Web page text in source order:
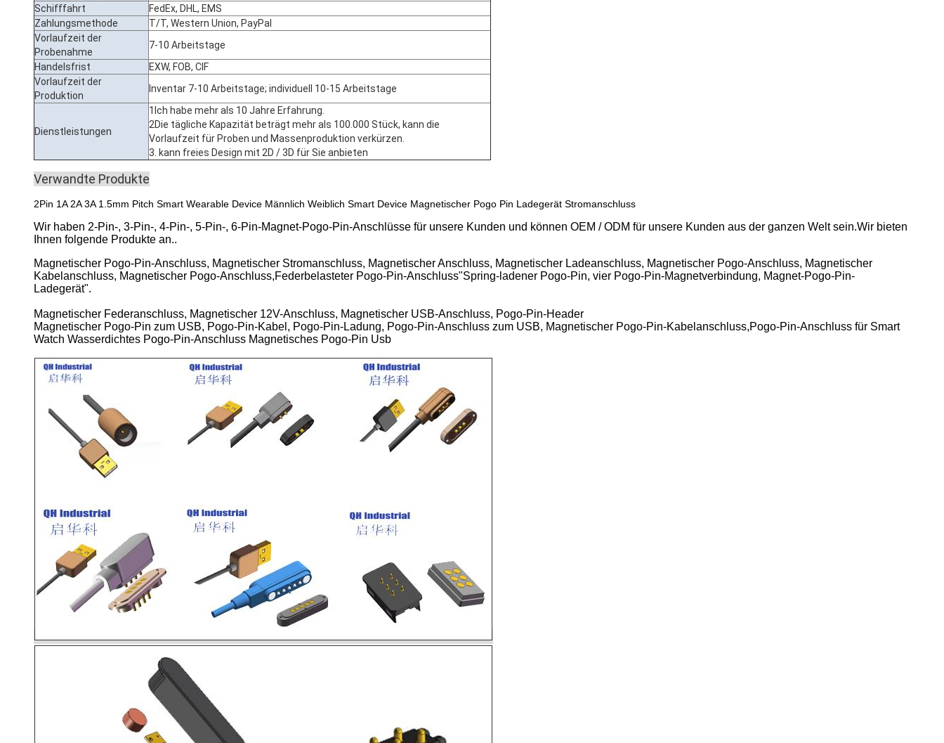
Schifffahrt
FedEx, DHL, EMS
Zahlungsmethode
T/T, Western Union, PayPal
Vorlaufzeit der
Probenahme
7-10 Arbeitstage
Handelsfrist
EXW, FOB, CIF
Vorlaufzeit der
Produktion
Inventar 7-10 Arbeitstage; individuell 10-15 Arbeitstage
Dienstleistungen
1Ich habe mehr als 10 Jahre Erfahrung.
2Die tägliche Kapazität beträgt mehr als 100.000 Stück, kann die
Vorlaufzeit für Proben und Massenproduktion verkürzen.
3. kann freies Design mit 2D / 3D für Sie anbieten
Verwandte Produkte
2Pin 1A 2A 3A 1.5mm Pitch Smart Wearable Device Männlich Weiblich Smart Device Magnetischer Pogo Pin Ladegerät Stromanschluss
Wir haben 2-Pin-, 3-Pin-, 4-Pin-, 5-Pin-, 6-Pin-Magnet-Pogo-Pin-Anschlüsse für unsere Kunden und können OEM / ODM für unsere Kunden aus der ganzen Welt sein.Wir bieten
Ihnen folgende Produkte an..
Magnetischer Pogo-Pin-Anschluss, Magnetischer Stromanschluss, Magnetischer Anschluss, Magnetischer Ladeanschluss, Magnetischer Pogo-Anschluss, Magnetischer
Kabelanschluss, Magnetischer Pogo-Anschluss,Federbelasteter Pogo-Pin-Anschluss"Spring-ladener Pogo-Pin, vier Pogo-Pin-Magnetverbindung, Magnet-Pogo-Pin-
Ladegerät".
Magnetischer Federanschluss, Magnetischer 12V-Anschluss, Magnetischer USB-Anschluss, Pogo-Pin-Header
Magnetischer Pogo-Pin zum USB, Pogo-Pin-Kabel, Pogo-Pin-Ladung, Pogo-Pin-Anschluss zum USB, Magnetischer Pogo-Pin-Kabelanschluss,Pogo-Pin-Anschluss für Smart
Watch Wasserdichtes Pogo-Pin-Anschluss Magnetisches Pogo-Pin Usb